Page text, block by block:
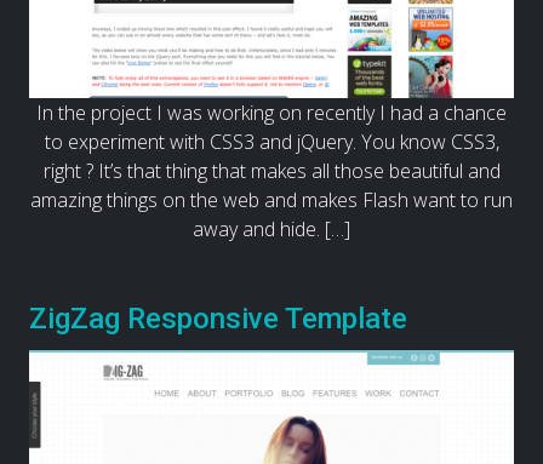
In the project I was working on recently I had a chance
to experiment with CSS3 and jQuery. You know CSS3,
right ? It’s that thing that makes all those beautiful and
amazing things on the web and makes Flash want to run
away and hide. […]
ZigZag Responsive Template